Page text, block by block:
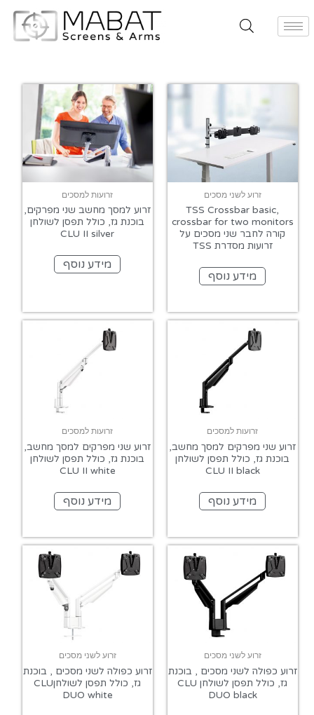
זרוע לשני מסכים
TSS Crossbar basic,
crossbar for two monitors
קורה לחבר שני מסכים על
זרועות מסדרת TSS
מידע נוסף
זרועות למסכים
זרוע למסך מחשב שני מפרקים,
בוכנת גז, כולל תפסן לשולחן
CLU II silver
מידע נוסף
זרועות למסכים
זרוע שני מפרקים למסך מחשב,
בוכנת גז, כולל תפסן לשולחן
CLU II black
מידע נוסף
זרועות למסכים
זרוע שני מפרקים למסך מחשב,
בוכנת גז, כולל תפסן לשולחן
CLU II white
מידע נוסף
זרוע לשני מסכים
זרוע כפולה לשני מסכים , בוכנת
גז, כולל תפסן לשולחן CLU
DUO black
זרוע לשני מסכים
זרוע כפולה לשני מסכים , בוכנת
גז, כולל תפסן לשולחןCLU
DUO white